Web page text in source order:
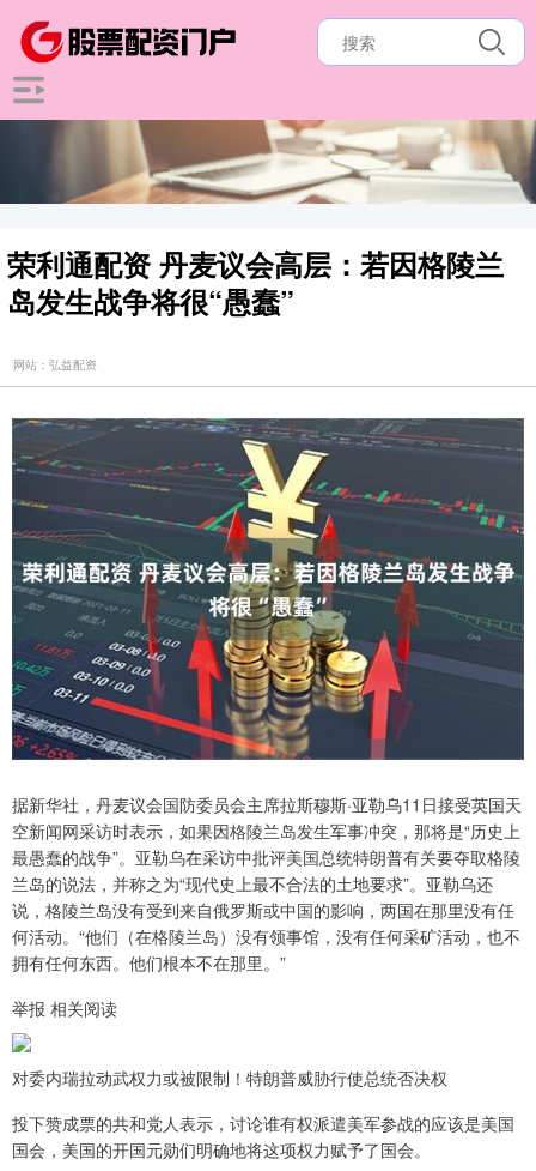
荣利通配资 丹麦议会高层：若因格陵兰
岛发生战争将很“愚蠢”
网站：弘益配资
据新华社，丹麦议会国防委员会主席拉斯穆斯·亚勒乌11日接受英国天
空新闻网采访时表示，如果因格陵兰岛发生军事冲突，那将是“历史上
最愚蠢的战争”。亚勒乌在采访中批评美国总统特朗普有关要夺取格陵
兰岛的说法，并称之为“现代史上最不合法的土地要求”。亚勒乌还
说，格陵兰岛没有受到来自俄罗斯或中国的影响，两国在那里没有任
何活动。“他们（在格陵兰岛）没有领事馆，没有任何采矿活动，也不
拥有任何东西。他们根本不在那里。”
举报 相关阅读
对委内瑞拉动武权力或被限制！特朗普威胁行使总统否决权
投下赞成票的共和党人表示，讨论谁有权派遣美军参战的应该是美国
国会，美国的开国元勋们明确地将这项权力赋予了国会。